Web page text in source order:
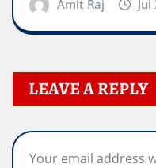
Amit Raj
LEAVE A REPLY
Your email address